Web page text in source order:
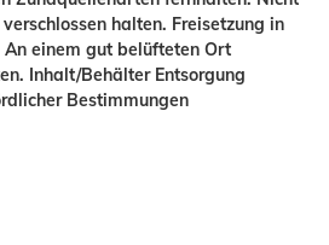
halten. Freisetzung in
einem gut belüfteten Ort
Inhalt/Behälter Entsorgung
Bestimmungen